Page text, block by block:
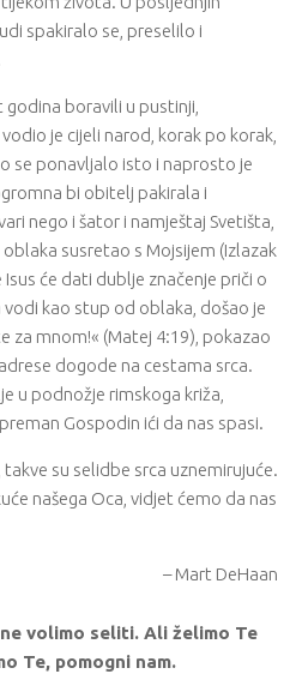
spakiralo se, preselilo i
boravili u pustinji,
je cijeli narod, korak po korak,
se ponavljalo isto i naprosto je
bi obitelj pakirala i
nego i šator i namještaj Svetišta,
susretao s Mojsijem (Izlazak
će dati dublje značenje priči o
kao stup od oblaka, došao je
za mnom!« (Matej 4:19), pokazao
dogode na cestama srca.
u podnožje rimskoga križa,
Gospodin ići da nas spasi.
su selidbe srca uznemirujuće.
našega Oca, vidjet ćemo da nas
– Mart DeHaan
volimo seliti. Ali želimo Te
Te, pomogni nam.